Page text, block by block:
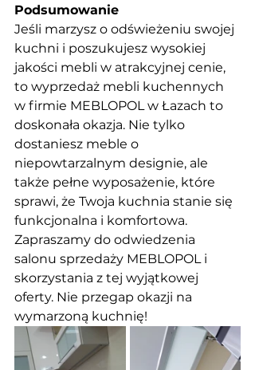
Podsumowanie
Jeśli marzysz o odświeżeniu swojej
kuchni i poszukujesz wysokiej
jakości mebli w atrakcyjnej cenie,
to wyprzedaż mebli kuchennych
w firmie MEBLOPOL w Łazach to
doskonała okazja. Nie tylko
dostaniesz meble o
niepowtarzalnym designie, ale
także pełne wyposażenie, które
sprawi, że Twoja kuchnia stanie się
funkcjonalna i komfortowa.
Zapraszamy do odwiedzenia
salonu sprzedaży MEBLOPOL i
skorzystania z tej wyjątkowej
oferty. Nie przegap okazji na
wymarzoną kuchnię!